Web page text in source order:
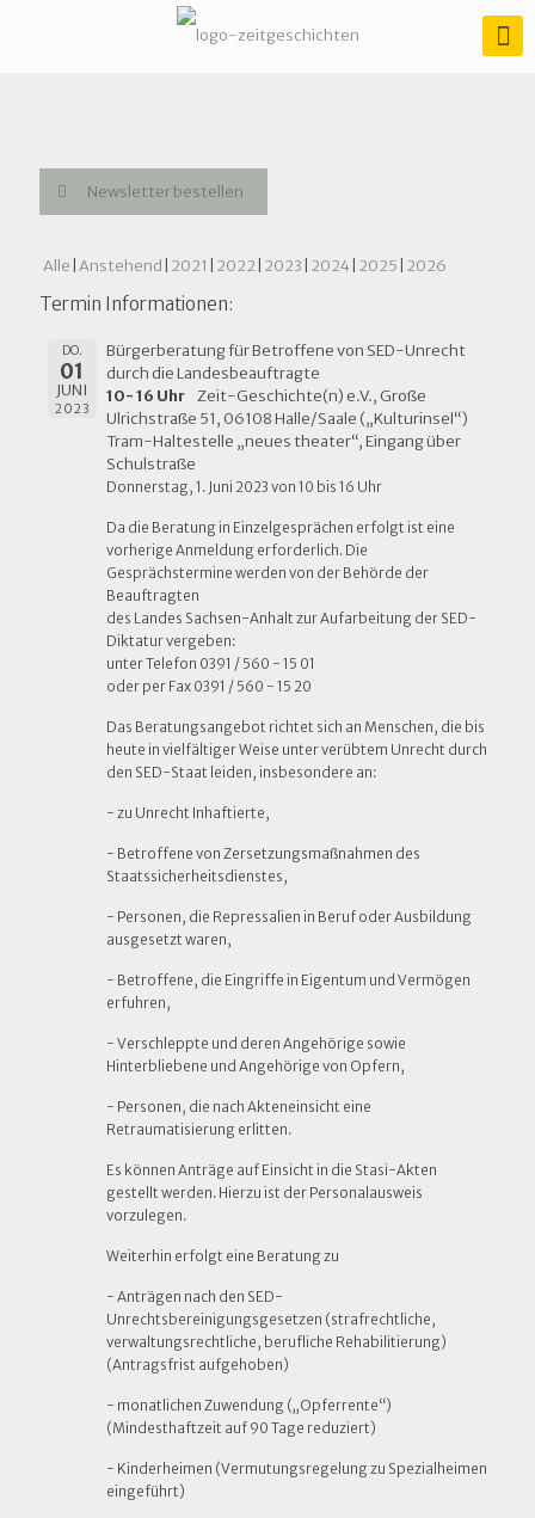
Newsletter bestellen
Alle Anstehend 2021 2022 2023 2024 2025 2026
Termin Informationen:
DO.
01
JUNI
2023
Bürgerberatung für Betroffene von SED-Unrecht
durch die Landesbeauftragte
10- 16 Uhr
Zeit-Geschichte(n) e.V., Große
Ulrichstraße 51, 06108 Halle/Saale („Kulturinsel“)
Tram-Haltestelle „neues theater“, Eingang über
Schulstraße
Donnerstag, 1. Juni 2023 von 10 bis 16 Uhr
Da die Beratung in Einzelgesprächen erfolgt ist eine
vorherige Anmeldung erforderlich. Die
Gesprächstermine werden von der Behörde der
Beauftragten
des Landes Sachsen-Anhalt zur Aufarbeitung der SED-
Diktatur vergeben:
unter Telefon 0391 / 560 - 15 01
oder per Fax 0391 / 560 - 15 20
Das Beratungsangebot richtet sich an Menschen, die bis
heute in vielfältiger Weise unter verübtem Unrecht durch
den SED-Staat leiden, insbesondere an:
- zu Unrecht Inhaftierte,
- Betroffene von Zersetzungsmaßnahmen des
Staatssicherheitsdienstes,
- Personen, die Repressalien in Beruf oder Ausbildung
ausgesetzt waren,
- Betroffene, die Eingriffe in Eigentum und Vermögen
erfuhren,
- Verschleppte und deren Angehörige sowie
Hinterbliebene und Angehörige von Opfern,
- Personen, die nach Akteneinsicht eine
Retraumatisierung erlitten.
Es können Anträge auf Einsicht in die Stasi-Akten
gestellt werden. Hierzu ist der Personalausweis
vorzulegen.
Weiterhin erfolgt eine Beratung zu
- Anträgen nach den SED-
Unrechtsbereinigungsgesetzen (strafrechtliche,
verwaltungsrechtliche, berufliche Rehabilitierung)
(Antragsfrist aufgehoben)
- monatlichen Zuwendung („Opferrente“)
(Mindesthaftzeit auf 90 Tage reduziert)
- Kinderheimen (Vermutungsregelung zu Spezialheimen
eingeführt)